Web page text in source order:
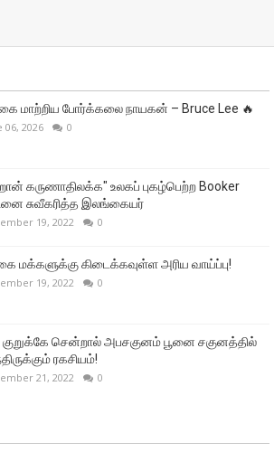
மாற்றிய போர்க்கலை நாயகன் – Bruce Lee 🔥
06, 2026 0
கருணாதிலக்க" உலகப் புகழ்பெற்ற Booker
சுவீகரித்த இலங்கையர்
19, 2022 0
மக்களுக்கு கிடைக்கவுள்ள அரிய வாய்ப்பு!
19, 2022 0
சென்றால் அபசகுனம் பூனை சகுனத்தில்
ரகசியம்!
21, 2022 0